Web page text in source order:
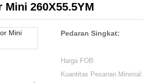
260X55.5YM
Pedaran Singkat:
Harga FOB:
Kuantitas Pesanan Minimal: